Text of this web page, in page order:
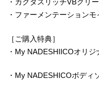
・カクタスリッチVBクリ
・ファーメンテーション
［ご購入特典］
・My NADESHIICOオリジ
・My NADESHICOボディ